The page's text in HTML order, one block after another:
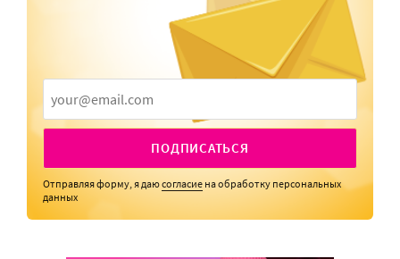
ПОДПИСАТЬСЯ
Отправляя форму, я даюсогласие на обработку персональных
данных